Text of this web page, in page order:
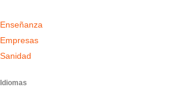
Enseñanza
Empresas
Sanidad
Idiomas